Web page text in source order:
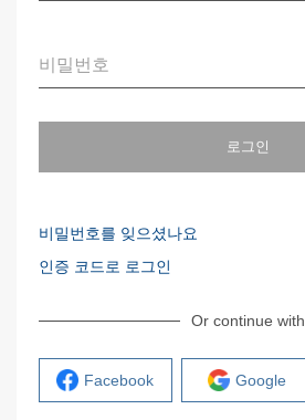
비밀번호
로그인
비밀번호를 잊으셨나요
인증 코드로 로그인
Or continue with
Facebook Google